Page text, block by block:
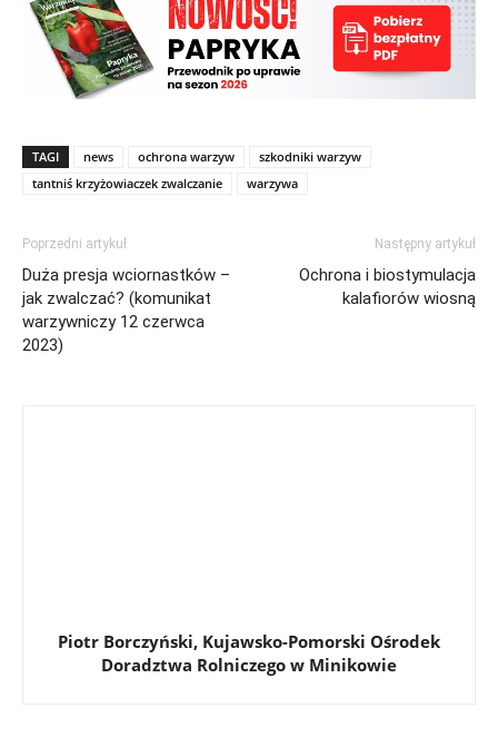
TAGI news ochrona warzyw
szkodniki warzyw
tantniś krzyżowiaczek zwalczanie
warzywa
Poprzedni artykuł
Duża presja wciornastków –
jak zwalczać? (komunikat
warzywniczy 12 czerwca
2023)
Następny artykuł
Ochrona i biostymulacja
kalafiorów wiosną
Piotr Borczyński, Kujawsko-Pomorski Ośrodek
Doradztwa Rolniczego w Minikowie